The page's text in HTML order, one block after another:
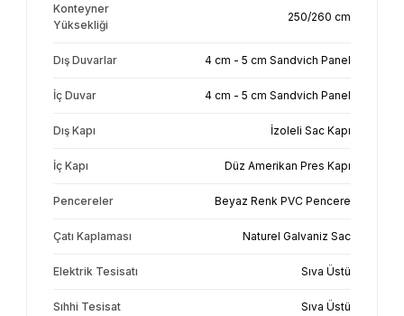
Konteyner
Yüksekliği
250/260 cm
Dış Duvarlar 4 cm - 5 cm Sandvich Panel
İç Duvar 4 cm - 5 cm Sandvich Panel
Dış Kapı İzoleli Sac Kapı
İç Kapı Düz Amerikan Pres Kapı
Pencereler Beyaz Renk PVC Pencere
Çatı Kaplaması Naturel Galvaniz Sac
Elektrik Tesisatı Sıva Üstü
Sıhhi Tesisat Sıva Üstü